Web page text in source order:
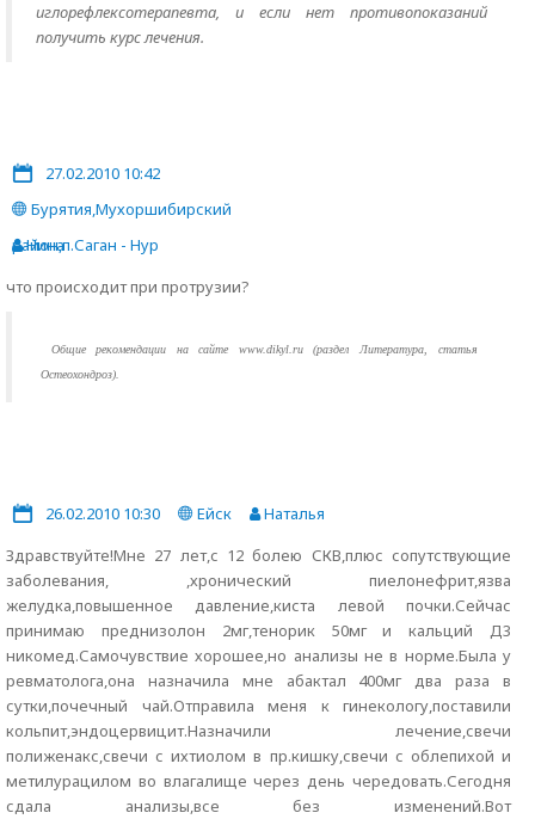
иглорефлексотерапевта, и если нет противопоказаний
получить курс лечения.
27.02.2010 10:42
Бурятия,Мухоршибирский
район,п.Саган - Нур
Нина
что происходит при протрузии?
Общие рекомендации на сайте www.dikyl.ru (раздел Литература, статья
Остеохондроз).
26.02.2010 10:30 Ейск
Наталья
Здравствуйте!Мне 27 лет,с 12 болею СКВ,плюс сопутствующие
заболевания, ,хронический пиелонефрит,язва
желудка,повышенное давление,киста левой почки.Сейчас
принимаю преднизолон 2мг,тенорик 50мг и кальций Д3
никомед.Самочувствие хорошее,но анализы не в норме.Была у
ревматолога,она назначила мне абактал 400мг два раза в
сутки,почечный чай.Отправила меня к гинекологу,поставили
кольпит,эндоцервицит.Назначили лечение,свечи
полиженакс,свечи с ихтиолом в пр.кишку,свечи с облепихой и
метилурацилом во влагалище через день чередовать.Сегодня
сдала анализы,все без изменений.Вот